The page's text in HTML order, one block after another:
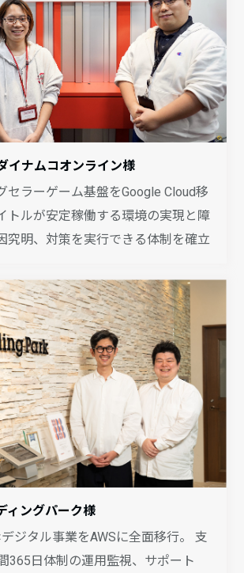
イナムコオンライン様
セラーゲーム基盤をGoogle Cloud移
トルが安定稼働する環境の実現と障
究明、対策を実行できる体制を確立
ィングパーク様
ジタル事業をAWSに全面移行。 支
365日体制の運用監視、サポート